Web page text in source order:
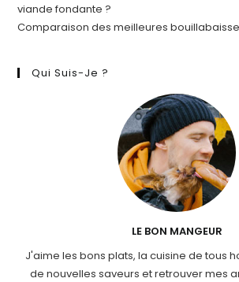
viande fondante ?
Comparaison des meilleures
Qui Suis-Je ?
LE BON MANGEUR
J'aime les bons plats, la cuisine de tous
de nouvelles saveurs et retrouver mes